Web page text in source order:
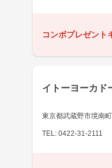
コンボプレゼント
イトーヨーカド
東京都武蔵野市境南
TEL: 0422-31-2111